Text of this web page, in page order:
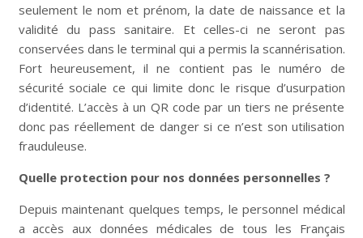
seulement le nom et prénom, la date de naissance et la
validité du pass sanitaire. Et celles-ci ne seront pas
conservées dans le terminal qui a permis la scannérisation.
Fort heureusement, il ne contient pas le numéro de
sécurité sociale ce qui limite donc le risque d’usurpation
d’identité. L’accès à un QR code par un tiers ne présente
donc pas réellement de danger si ce n’est son utilisation
frauduleuse.
Quelle protection pour nos données personnelles ?
Depuis maintenant quelques temps, le personnel médical
a accès aux données médicales de tous les Français